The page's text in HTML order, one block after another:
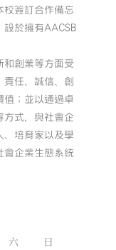
校簽訂合作備忘
設於擁有AACSB
和創業等方面受
任、誠信、創
值；並以通過卓
方式，與社會企
、培育家以及學
會企業生態系統
六 日